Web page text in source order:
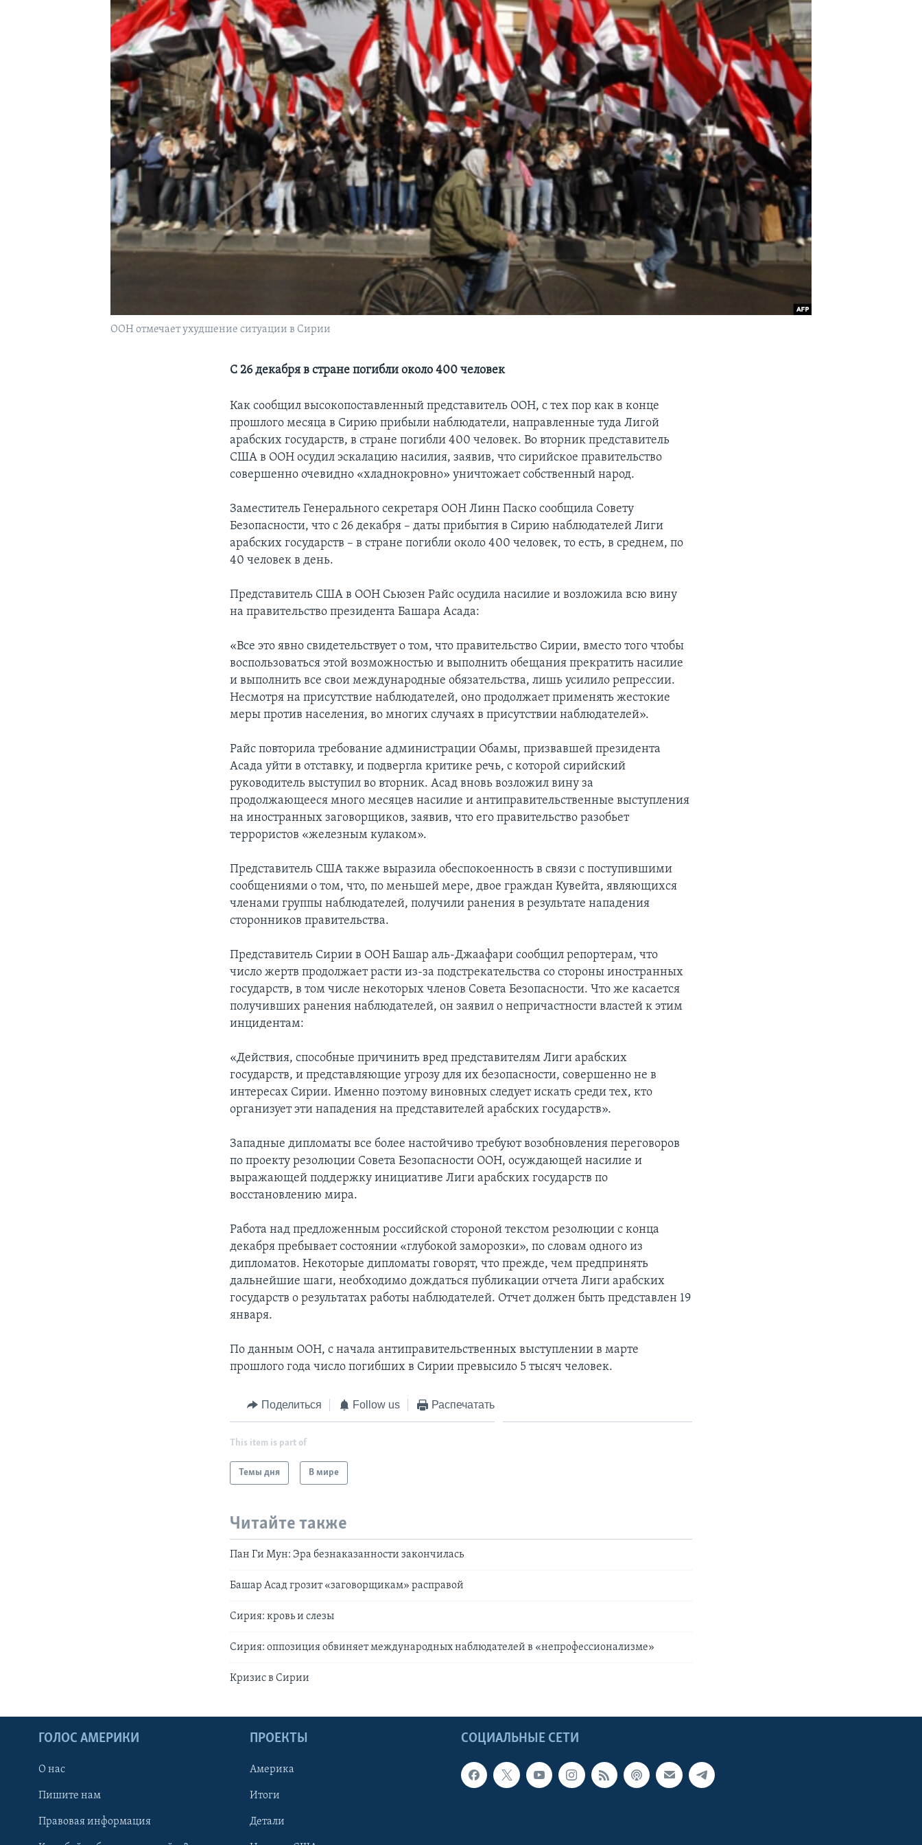
ООН отмечает ухудшение ситуации в Сирии
С 26 декабря в стране погибли около 400 человек
Как сообщил высокопоставленный представитель ООН, с тех пор как в конце
прошлого месяца в Сирию прибыли наблюдатели, направленные туда Лигой
арабских государств, в стране погибли 400 человек. Во вторник представитель
США в ООН осудил эскалацию насилия, заявив, что сирийское правительство
совершенно очевидно «хладнокровно» уничтожает собственный народ.
Заместитель Генерального секретаря ООН Линн Паско сообщила Совету
Безопасности, что с 26 декабря – даты прибытия в Сирию наблюдателей Лиги
арабских государств – в стране погибли около 400 человек, то есть, в среднем, по
40 человек в день.
Представитель США в ООН Сьюзен Райс осудила насилие и возложила всю вину
на правительство президента Башара Асада:
«Все это явно свидетельствует о том, что правительство Сирии, вместо того чтобы
воспользоваться этой возможностью и выполнить обещания прекратить насилие
и выполнить все свои международные обязательства, лишь усилило репрессии.
Несмотря на присутствие наблюдателей, оно продолжает применять жестокие
меры против населения, во многих случаях в присутствии наблюдателей».
Райс повторила требование администрации Обамы, призвавшей президента
Асада уйти в отставку, и подвергла критике речь, с которой сирийский
руководитель выступил во вторник. Асад вновь возложил вину за
продолжающееся много месяцев насилие и антиправительственные выступления
на иностранных заговорщиков, заявив, что его правительство разобьет
террористов «железным кулаком».
Представитель США также выразила обеспокоенность в связи с поступившими
сообщениями о том, что, по меньшей мере, двое граждан Кувейта, являющихся
членами группы наблюдателей, получили ранения в результате нападения
сторонников правительства.
Представитель Сирии в ООН Башар аль-Джаафари сообщил репортерам, что
число жертв продолжает расти из-за подстрекательства со стороны иностранных
государств, в том числе некоторых членов Совета Безопасности. Что же касается
получивших ранения наблюдателей, он заявил о непричастности властей к этим
инцидентам:
«Действия, способные причинить вред представителям Лиги арабских
государств, и представляющие угрозу для их безопасности, совершенно не в
интересах Сирии. Именно поэтому виновных следует искать среди тех, кто
организует эти нападения на представителей арабских государств».
Западные дипломаты все более настойчиво требуют возобновления переговоров
по проекту резолюции Совета Безопасности ООН, осуждающей насилие и
выражающей поддержку инициативе Лиги арабских государств по
восстановлению мира.
Работа над предложенным российской стороной текстом резолюции с конца
декабря пребывает состоянии «глубокой заморозки», по словам одного из
дипломатов. Некоторые дипломаты говорят, что прежде, чем предпринять
дальнейшие шаги, необходимо дождаться публикации отчета Лиги арабских
государств о результатах работы наблюдателей. Отчет должен быть представлен 19
января.
По данным ООН, с начала антиправительственных выступлении в марте
прошлого года число погибших в Сирии превысило 5 тысяч человек.
Поделиться Follow us Распечатать
This item is part of
Темы дня В мире
Читайте также
Пан Ги Мун: Эра безнаказанности закончилась
Башар Асад грозит «заговорщикам» расправой
Сирия: кровь и слезы
Сирия: оппозиция обвиняет международных наблюдателей в «непрофессионализме»
Кризис в Сирии
СОЦИАЛЬНЫЕ СЕТИ
ГОЛОС АМЕРИКИ
О нас
Пишите нам
Правовая информация
ПРОЕКТЫ
Америка
Итоги
Детали